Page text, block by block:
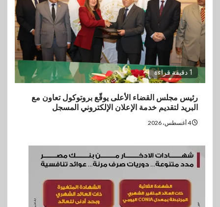
1 دقيقة قراءة
رئيس مجلس القضاء الأعلى يوقّع بروتوكول تعاون مع
البريد لتقديم خدمة الإعلان الإلكتروني المسجل
4 أغسطس، 2026